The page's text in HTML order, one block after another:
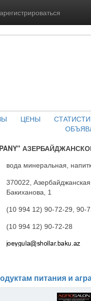
ЦЕНЫ
вода минеральная,
370022, Азербайджанская
Бакиханова, 1
(10 994 12) 90-72-29, 90-
(10 994 12) 90-72-28
питания и